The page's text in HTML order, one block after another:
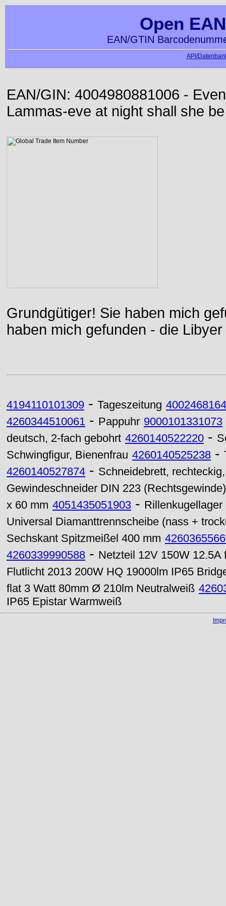
Open
EAN/GTIN
API/
EAN/GIN: 4004980881006 -
Lammas-eve at night shall she
Grundgütiger! Sie haben mich
haben mich gefunden - die
4194110101309 - Tageszeitung
4260344510061 - Pappuhr 9000101331073
deutsch, 2-fach gebohrt 4260140522220 -
Schwingfigur, Bienenfrau 4260140525238 -
4260140527874 - Schneidebrett,
Gewindeschneider DIN 223 (Rechtsgewinde)
x 60 mm 4051435051903 -
Universal Diamanttrennscheibe (nass +
Sechskant Spitzmeißel 400 mm
4260339990588 - Netzteil 12V 150W
Flutlicht 2013 200W HQ 19000lm IP65
flat 3 Watt 80mm Ø 210lm Neutralweiß
IP65 Epistar Warmweiß